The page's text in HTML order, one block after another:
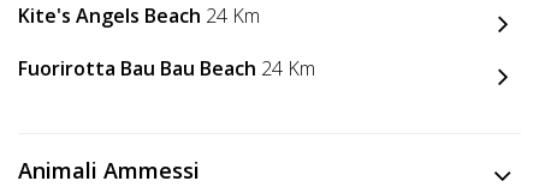
Kite's Angels Beach 24 Km
Fuorirotta Bau Bau Beach 24 Km
Animali Ammessi